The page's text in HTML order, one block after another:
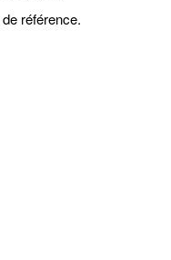
référence.